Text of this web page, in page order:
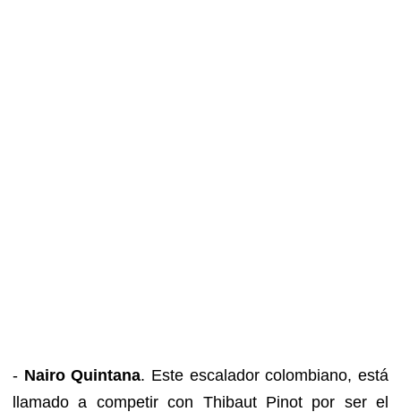
- Nairo Quintana. Este escalador colombiano, está
llamado a competir con Thibaut Pinot por ser el